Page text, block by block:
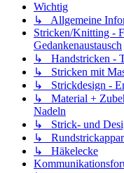
Wichtig
↳ Allgemeine
Stricken/Knitting -
Gedankenaustausch
↳ Handstricken -
↳ Stricken mit
↳ Strickdesign -
↳ Material +
Nadeln
↳ Strick- und
↳
↳ Häkelecke